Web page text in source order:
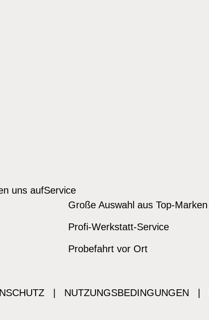
uns aufService
Große Auswahl aus Top-Marken
Profi-Werkstatt-Service
Probefahrt vor Ort
NUTZUNGSBEDINGUNGEN